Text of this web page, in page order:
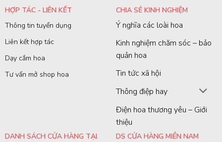
HỢP TÁC - LIÊN KẾT
Thông tin tuyển dụng
Liên kết hợp tác
Dạy cắm hoa
Tư vấn mở shop hoa
CHIA SẺ KINH NGHIỆM
Ý nghĩa các loài hoa
Kinh nghiệm chăm sóc – bảo
quản hoa
Tin tức xã hội
Thông điệp hay
Điện hoa thương yêu – Giới
thiệu
DANH SÁCH CỬA HÀNG TẠI
DS CỬA HÀNG MIỀN NAM